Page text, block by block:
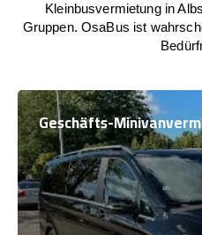
Kleinbusvermietung in
Gruppen. OsaBus ist
Geschäfts-